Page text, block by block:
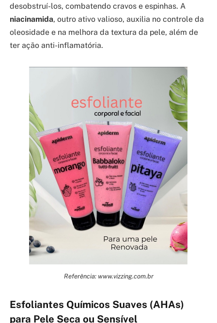
desobstruí-los, combatendo cravos e espinhas. A
niacinamida, outro ativo valioso, auxilia no controle da
oleosidade e na melhora da textura da pele, além de
ter ação anti-inflamatória.
Referência: www.vizzing.com.br
Esfoliantes Químicos Suaves (AHAs)
para Pele Seca ou Sensível